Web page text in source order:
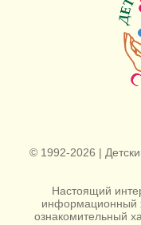
© 1992-2026 |
Настоящий
информационный
ознакомительный